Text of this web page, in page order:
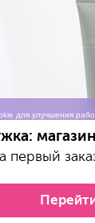
для улучшения
первый